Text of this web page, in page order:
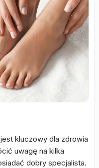
kluczowy dla zdrowia
uwagę na kilka
dobry specjalista.